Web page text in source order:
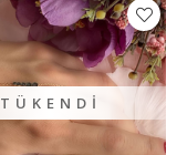
TÜKENDI